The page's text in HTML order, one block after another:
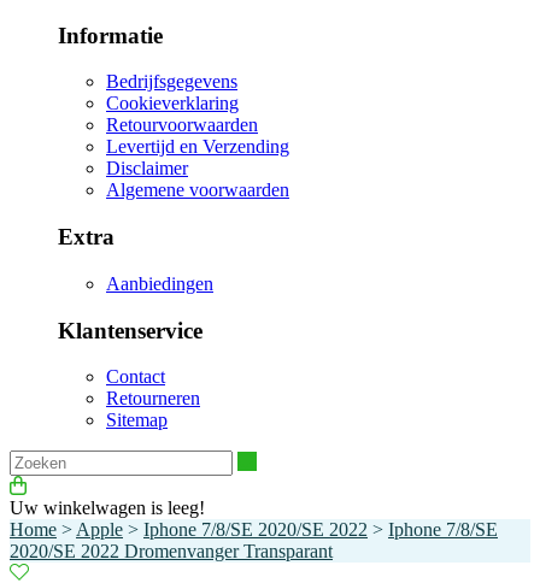
Informatie
Bedrijfsgegevens
Cookieverklaring
Retourvoorwaarden
Levertijd en Verzending
Disclaimer
Algemene voorwaarden
Extra
Aanbiedingen
Klantenservice
Contact
Retourneren
Sitemap
Uw winkelwagen is leeg!
Home > Apple > Iphone 7/8/SE 2020/SE 2022 > Iphone 7/8/SE
2020/SE 2022 Dromenvanger Transparant